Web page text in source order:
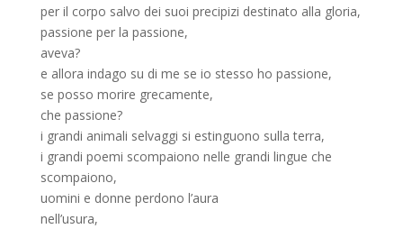
per il corpo salvo dei suoi precipizi destinato alla gloria,
passione per la passione,
aveva?
e allora indago su di me se io stesso ho passione,
se posso morire grecamente,
che passione?
i grandi animali selvaggi si estinguono sulla terra,
i grandi poemi scompaiono nelle grandi lingue che
scompaiono,
uomini e donne perdono l’aura
nell’usura,